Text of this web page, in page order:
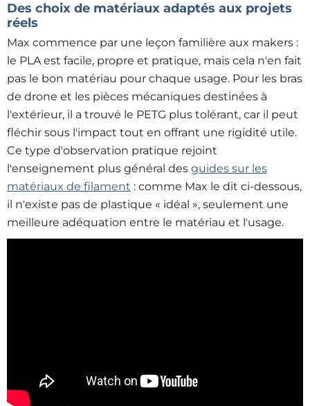
Des choix de matériaux adaptés aux projets
réels
Max commence par une leçon familière aux makers :
le PLA est facile, propre et pratique, mais cela n'en fait
pas le bon matériau pour chaque usage. Pour les bras
de drone et les pièces mécaniques destinées à
l'extérieur, il a trouvé le PETG plus tolérant, car il peut
fléchir sous l'impact tout en offrant une rigidité utile.
Ce type d'observation pratique rejoint
l'enseignement plus général des guides sur les
matériaux de filament : comme Max le dit ci-dessous,
il n'existe pas de plastique « idéal », seulement une
meilleure adéquation entre le matériau et l'usage.